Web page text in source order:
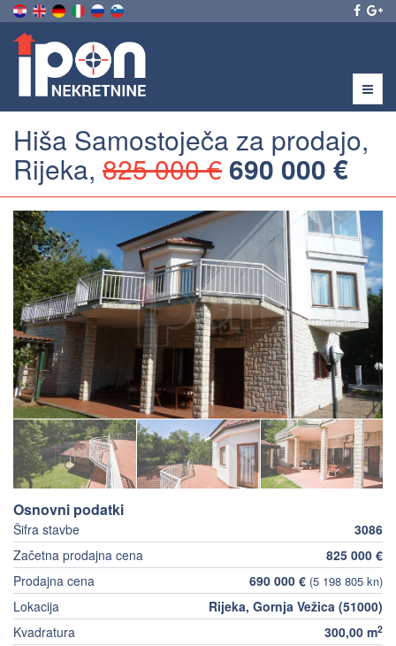
Menu
Hiša Samostoječa za prodajo,
Rijeka, 825 000 € 690 000 €
Osnovni podatki
Šifra stavbe
3086
Začetna prodajna cena
825 000 €
Prodajna cena
690 000 € (5 198 805 kn)
Lokacija
Rijeka, Gornja Vežica (51000)
Kvadratura
300,00 m2